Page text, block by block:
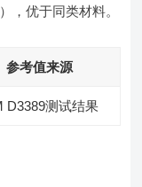
，优于同类材料。
参考值来源
D3389测试结果